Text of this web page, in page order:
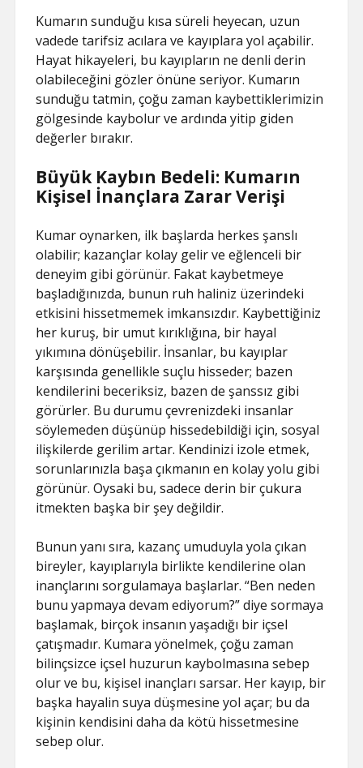
Kumarın sunduğu kısa süreli heyecan, uzun
vadede tarifsiz acılara ve kayıplara yol açabilir.
Hayat hikayeleri, bu kayıpların ne denli derin
olabileceğini gözler önüne seriyor. Kumarın
sunduğu tatmin, çoğu zaman kaybettiklerimizin
gölgesinde kaybolur ve ardında yitip giden
değerler bırakır.
Büyük Kaybın Bedeli: Kumarın
Kişisel İnançlara Zarar Verişi
Kumar oynarken, ilk başlarda herkes şanslı
olabilir; kazançlar kolay gelir ve eğlenceli bir
deneyim gibi görünür. Fakat kaybetmeye
başladığınızda, bunun ruh haliniz üzerindeki
etkisini hissetmemek imkansızdır. Kaybettiğiniz
her kuruş, bir umut kırıklığına, bir hayal
yıkımına dönüşebilir. İnsanlar, bu kayıplar
karşısında genellikle suçlu hisseder; bazen
kendilerini beceriksiz, bazen de şanssız gibi
görürler. Bu durumu çevrenizdeki insanlar
söylemeden düşünüp hissedebildiği için, sosyal
ilişkilerde gerilim artar. Kendinizi izole etmek,
sorunlarınızla başa çıkmanın en kolay yolu gibi
görünür. Oysaki bu, sadece derin bir çukura
itmekten başka bir şey değildir.
Bunun yanı sıra, kazanç umuduyla yola çıkan
bireyler, kayıplarıyla birlikte kendilerine olan
inançlarını sorgulamaya başlarlar. “Ben neden
bunu yapmaya devam ediyorum?” diye sormaya
başlamak, birçok insanın yaşadığı bir içsel
çatışmadır. Kumara yönelmek, çoğu zaman
bilinçsizce içsel huzurun kaybolmasına sebep
olur ve bu, kişisel inançları sarsar. Her kayıp, bir
başka hayalin suya düşmesine yol açar; bu da
kişinin kendisini daha da kötü hissetmesine
sebep olur.